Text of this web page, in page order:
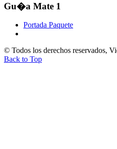
Gu�a Mate 1
Portada Paquete
© Todos los derechos reservados,
Back to Top